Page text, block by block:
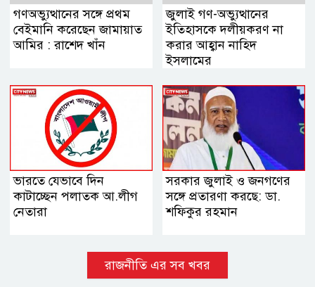
গণঅভ্যুত্থানের সঙ্গে প্রথম
বেইমানি করেছেন জামায়াত
আমির : রাশেদ খাঁন
জুলাই গণ-অভ্যুত্থানের
ইতিহাসকে দলীয়করণ না
করার আহ্বান নাহিদ
ইসলামের
ভারতে যেভাবে দিন
কাটাচ্ছেন পলাতক আ.লীগ
নেতারা
সরকার জুলাই ও জনগণের
সঙ্গে প্রতারণা করছে: ডা.
শফিকুর রহমান
রাজনীতি এর সব খবর